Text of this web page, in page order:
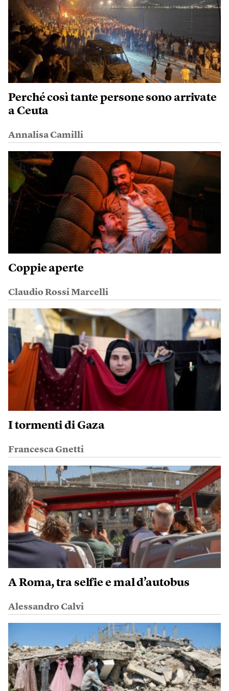
Perché così tante persone sono arrivate
a Ceuta
Annalisa Camilli
Coppie aperte
Claudio Rossi Marcelli
I tormenti di Gaza
Francesca Gnetti
A Roma, tra selfie e mal d’autobus
Alessandro Calvi